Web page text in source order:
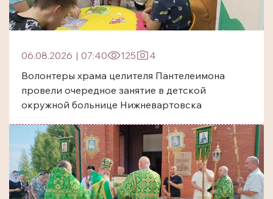
06.08.2026 | 07:40 125
4
Волонтеры храма целителя Пантелеимона
провели очередное занятие в детской
окружной больнице Нижневартовска